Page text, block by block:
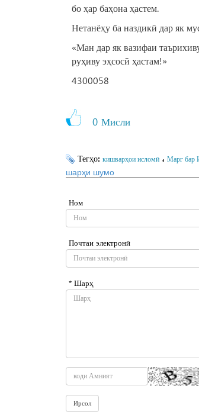
бо ҳар баҳона ҳастем.
Нетанёҳу ба наздикӣ дар як
«Ман дар як вазифаи
руҳиву эҳсосӣ ҳастам!»
4300058
0 Мисли
Тегҳо: кишварҳои исломӣ ، Марг бар
шарҳи шумо
Ном
Почтаи электронӣ
* Шарҳ